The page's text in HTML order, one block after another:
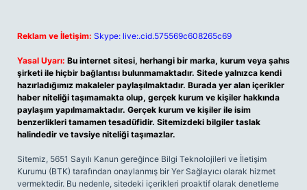
Reklam ve İletişim: Skype: live:.cid.575569c608265c69
Yasal Uyarı: Bu internet sitesi, herhangi bir marka, kurum veya şahıs
şirketi ile hiçbir bağlantısı bulunmamaktadır. Sitede yalnızca kendi
hazırladığımız makaleler paylaşılmaktadır. Burada yer alan içerikler
haber niteliği taşımamakta olup, gerçek kurum ve kişiler hakkında
paylaşım yapılmamaktadır. Gerçek kurum ve kişiler ile isim
benzerlikleri tamamen tesadüfidir. Sitemizdeki bilgiler taslak
halindedir ve tavsiye niteliği taşımazlar.
Sitemiz, 5651 Sayılı Kanun gereğince Bilgi Teknolojileri ve İletişim
Kurumu (BTK) tarafından onaylanmış bir Yer Sağlayıcı olarak hizmet
vermektedir. Bu nedenle, sitedeki içerikleri proaktif olarak denetleme